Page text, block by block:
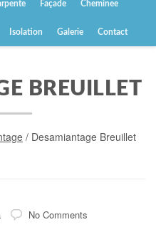
Façade Cheminee
Isolation Galerie Contact
BREUILLET
/ Desamiantage Breuillet
No Comments